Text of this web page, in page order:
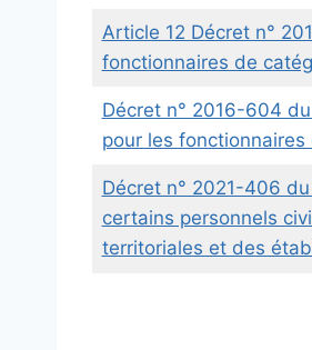
Article 12 Décret n°
fonctionnaires de
Décret n° 2016-604
pour les
Décret n° 2021-406
certains personnels
territoriales et des